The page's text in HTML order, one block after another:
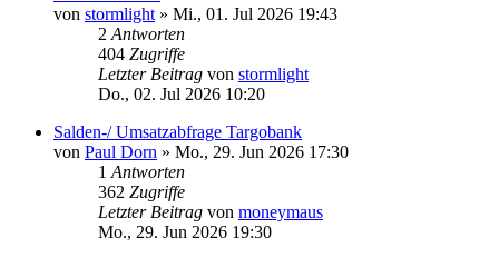
von stormlight » Mi., 01. Jul 2026 19:43
2 Antworten
404 Zugriffe
Letzter Beitrag von stormlight
Do., 02. Jul 2026 10:20
Salden-/ Umsatzabfrage Targobank
von Paul Dorn » Mo., 29. Jun 2026 17:30
1 Antworten
362 Zugriffe
Letzter Beitrag von moneymaus
Mo., 29. Jun 2026 19:30